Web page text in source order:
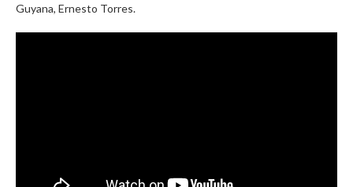
Guyana, Ernesto Torres.